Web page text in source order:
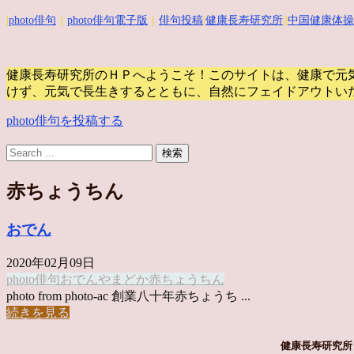
photo俳句 photo俳句電子版 俳句投稿 健康長寿研究所 中国健康体操
健康長寿研究所のＨＰへようこそ！このサイトは、健康で
けず、元気で長生きするとともに、自然にフェイドアウトい
photo俳句を投稿する
赤ちょうちん
おでん
2020年02月09日
photo俳句おでんや まどか赤ちょうちん
photo from photo-ac 創業八十年赤ちょうち ...
続きを見る
健康長寿研究